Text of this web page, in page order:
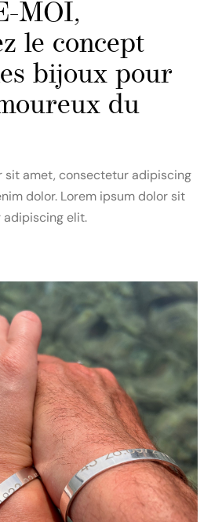
MOI,
le concept
bijoux pour
du
sit amet, consectetur adipiscing
dolor. Lorem ipsum dolor sit
elit.